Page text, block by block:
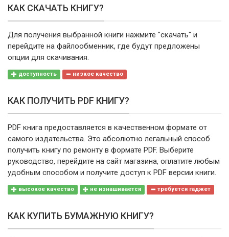
КАК СКАЧАТЬ КНИГУ?
Для получения выбранной книги нажмите "скачать" и
перейдите на файлообменник, где будут предложены
опции для скачивания.
доступность низкое качество
КАК ПОЛУЧИТЬ PDF КНИГУ?
PDF книга предоставляется в качественном формате от
самого издательства. Это абсолютно легальный способ
получить книгу по ремонту в формате PDF. Выберите
руководство, перейдите на сайт магазина, оплатите любым
удобным способом и получите доступ к PDF версии книги.
высокое качество не изнашивается требуется гаджет
КАК КУПИТЬ БУМАЖНУЮ КНИГУ?